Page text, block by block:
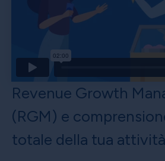
Revenue Growth
(RGM) e
totale della tua attività